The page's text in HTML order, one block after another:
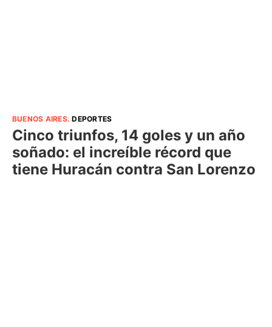
BUENOS AIRES.DEPORTES
Cinco triunfos, 14 goles y un año
soñado: el increíble récord que
tiene Huracán contra San Lorenzo